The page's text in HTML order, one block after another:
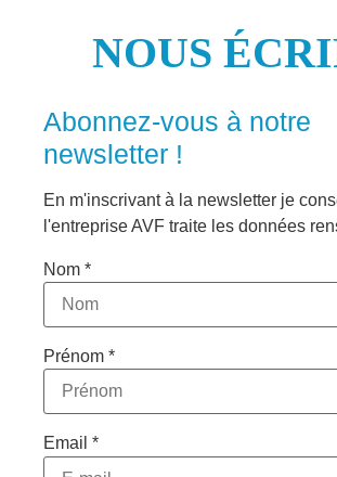
NOUS
Abonnez-vous à notre
newsletter !
En m'inscrivant à la newsletter je
l'entreprise AVF traite les données
Nom *
Prénom *
Email *